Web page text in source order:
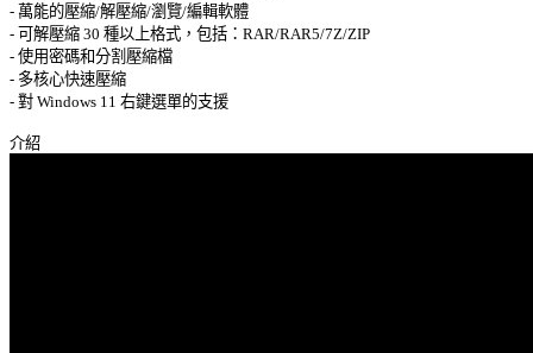
- 萬能的壓縮/解壓縮/瀏覽/編輯軟體
- 可解壓縮 30 種以上格式，包括：RAR/RAR5/7Z/ZIP
- 使用密碼和分割壓縮檔
- 多核心快速壓縮
- 對 Windows 11 右鍵選單的支援